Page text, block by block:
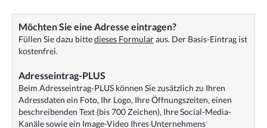
Möchten Sie eine Adresse eintragen?
Füllen Sie dazu bittedieses Formularaus. Der Basis-Eintrag ist
kostenfrei.
Adresseintrag-PLUS
Beim Adresseintrag-PLUS können Sie zusätzlich zu Ihren
Adressdaten ein Foto, Ihr Logo, Ihre Öffnungszeiten, einen
beschreibenden Text (bis 700 Zeichen), Ihre Social-Media-
Kanäle sowie ein Image-Video Ihres Unternehmens